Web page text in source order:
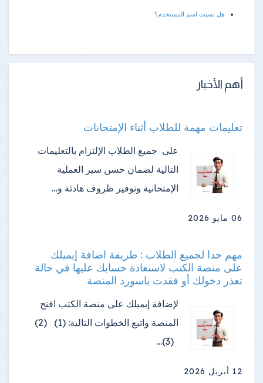
هل نسيت اسم المستخدم؟
أهم الأخبار
تعليمات مهمة للطلاب أثناء الإمتحانات
على جميع الطلاب الإلتزام بالتعليمات
التالية لضمان حسن سير العملية
الإمتحانية وتوفير ظروف هادئة و…
06 مايو 2026
مهم جدا لجميع الطلاب : طريقة اضافة إيميلك
على منصة الكتب لاستعادة حسابك عليها في حالة
تعذر دخولك أو فقدت باسورد المنصة
لإضافة إيميلك على منصة الكتب افتح
المنصة واتبع الخطوات التالية: (1) (2)
(3)…
12 أبريل 2026